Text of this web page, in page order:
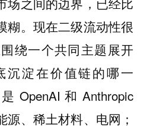
糊。现在二级流动性很
绕一个共同主题展开
淀在价值链的哪一
OpenAI 和 Anthropic
源、稀土材料、电网；